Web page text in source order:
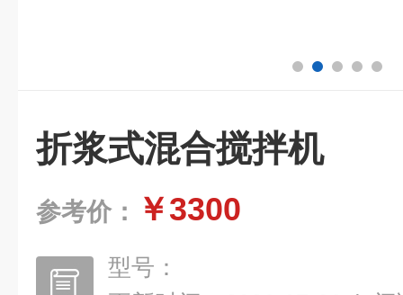
折浆式混合搅拌机
参考价： ￥3300
型号：